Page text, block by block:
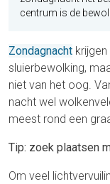
centrum is de
Zondagnacht
sluierbewolking,
niet van het oog.
nacht wel
meest rond een
Tip: zoek plaatsen
Om veel